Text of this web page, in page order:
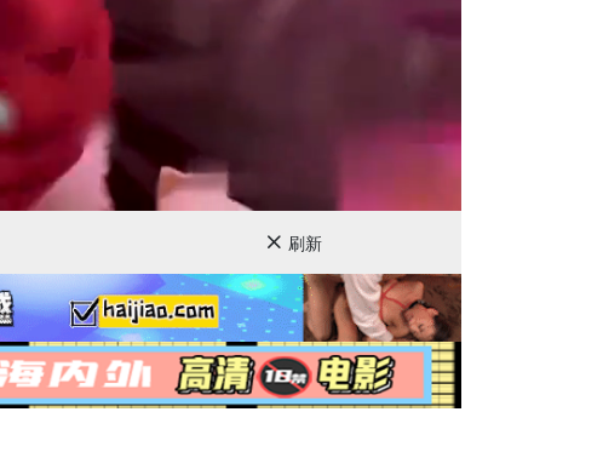
刷新